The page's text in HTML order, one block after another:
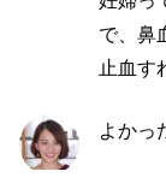
で、鼻
止血す
よかっ